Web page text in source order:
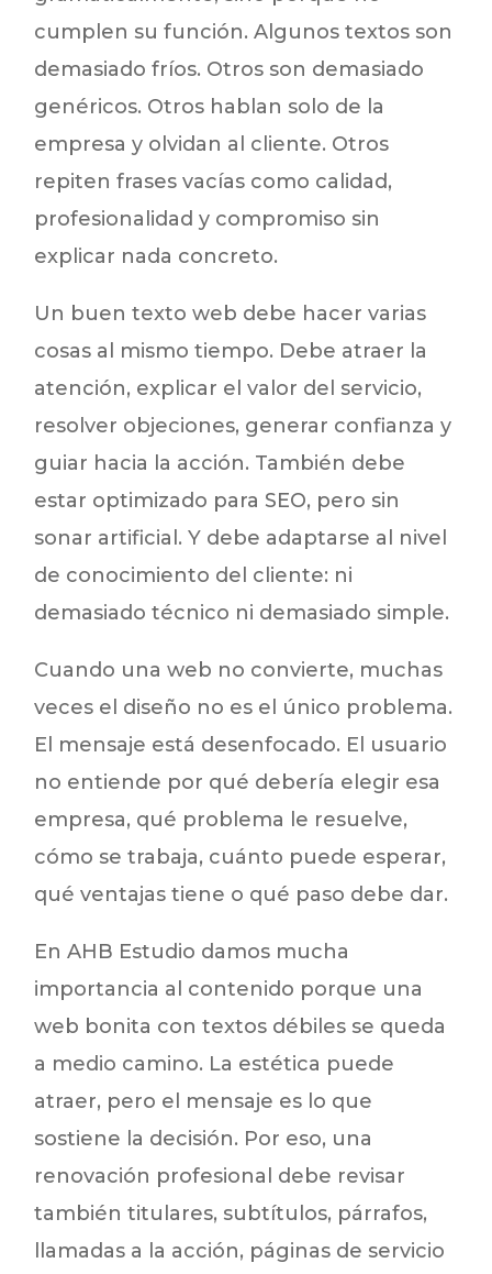
cumplen su función. Algunos textos son
demasiado fríos. Otros son demasiado
genéricos. Otros hablan solo de la
empresa y olvidan al cliente. Otros
repiten frases vacías como calidad,
profesionalidad y compromiso sin
explicar nada concreto.
Un buen texto web debe hacer varias
cosas al mismo tiempo. Debe atraer la
atención, explicar el valor del servicio,
resolver objeciones, generar confianza y
guiar hacia la acción. También debe
estar optimizado para SEO, pero sin
sonar artificial. Y debe adaptarse al nivel
de conocimiento del cliente: ni
demasiado técnico ni demasiado simple.
Cuando una web no convierte, muchas
veces el diseño no es el único problema.
El mensaje está desenfocado. El usuario
no entiende por qué debería elegir esa
empresa, qué problema le resuelve,
cómo se trabaja, cuánto puede esperar,
qué ventajas tiene o qué paso debe dar.
En AHB Estudio damos mucha
importancia al contenido porque una
web bonita con textos débiles se queda
a medio camino. La estética puede
atraer, pero el mensaje es lo que
sostiene la decisión. Por eso, una
renovación profesional debe revisar
también titulares, subtítulos, párrafos,
llamadas a la acción, páginas de servicio